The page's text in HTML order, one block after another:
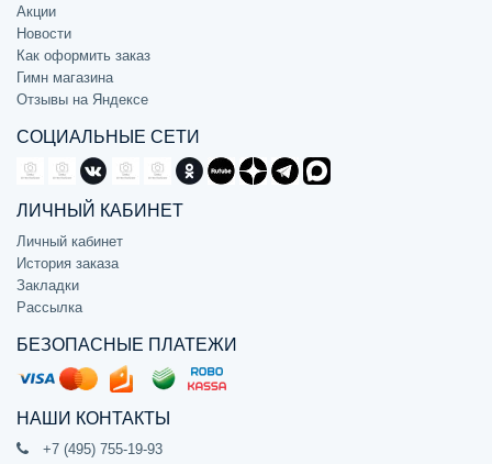
Акции
Новости
Как оформить заказ
Гимн магазина
Отзывы на Яндексе
СОЦИАЛЬНЫЕ СЕТИ
ЛИЧНЫЙ КАБИНЕТ
Личный кабинет
История заказа
Закладки
Рассылка
БЕЗОПАСНЫЕ ПЛАТЕЖИ
НАШИ КОНТАКТЫ
+7 (495) 755-19-93